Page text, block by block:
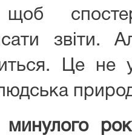
щоб
звіти.
Це не
минулого